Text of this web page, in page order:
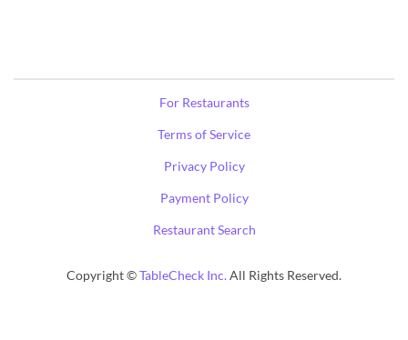
For Restaurants
Terms of Service
Privacy Policy
Payment Policy
Restaurant Search
Copyright ©TableCheck Inc.All Rights Reserved.